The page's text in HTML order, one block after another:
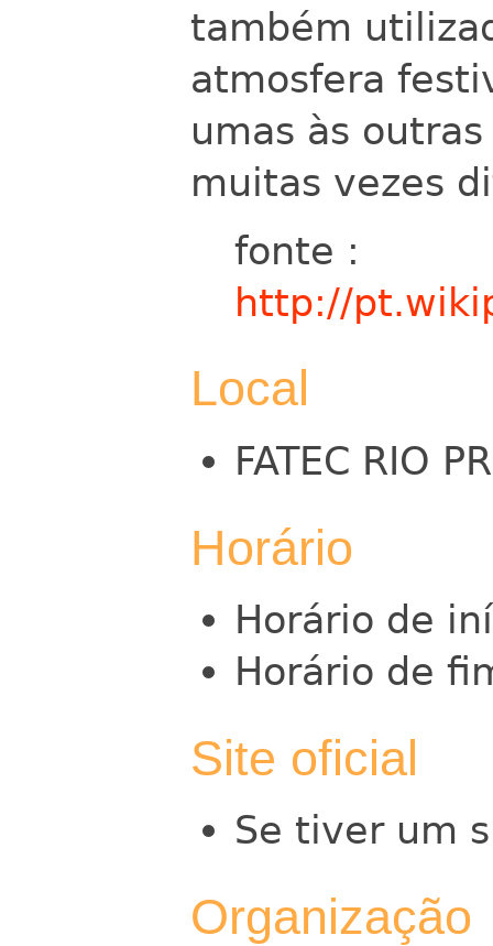
também
atmosfera
umas às
muitas vezes
fonte :
http://
Local
FATEC RIO
Horário
Horário de
Horário de
Site oficial
Se tiver um
Organização